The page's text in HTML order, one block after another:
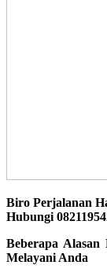
Biro Perjalanan
Hubungi
Beberapa
Melayani Anda